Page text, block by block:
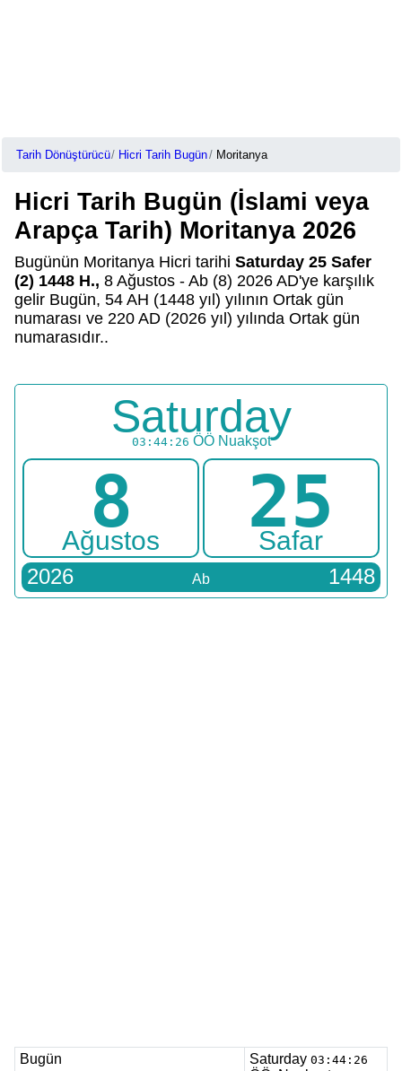
Tarih Dönüştürücü Hicri Tarih Bugün Moritanya
Hicri Tarih Bugün (İslami veya
Arapça Tarih) Moritanya 2026
Bugünün Moritanya Hicri tarihi Saturday 25 Safer
(2) 1448 H., 8 Ağustos - Ab (8) 2026 AD'ye karşılık
gelir Bugün, 54 AH (1448 yıl) yılının Ortak gün
numarası ve 220 AD (2026 yıl) yılında Ortak gün
numarasıdır..
Saturday
03:44:26 ÖÖ Nuakşot
8
Ağustos 25
Safar
2026 Ab 1448
Bugün Saturday 03:44:26